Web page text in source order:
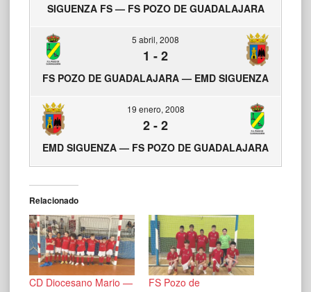
SIGUENZA FS — FS POZO DE GUADALAJARA
5 abril, 2008
1 -2
FS POZO DE GUADALAJARA — EMD SIGUENZA
19 enero, 2008
2-2
EMD SIGUENZA — FS POZO DE GUADALAJARA
Relacionado
CD Diocesano Mario —
FS Pozo de